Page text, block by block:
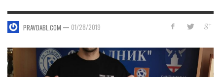
PRAVDABL.COM — 01/28/2019